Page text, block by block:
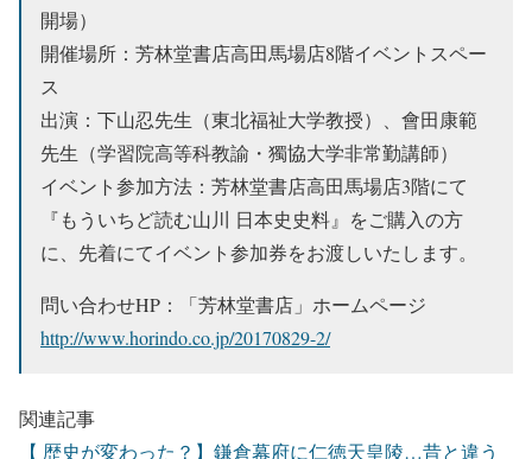
開場）
開催場所：芳林堂書店高田馬場店8階イベントスペー
ス
出演：下山忍先生（東北福祉大学教授）、會田康範
先生（学習院高等科教諭・獨協大学非常勤講師）
イベント参加方法：芳林堂書店高田馬場店3階にて
『もういちど読む山川 日本史史料』をご購入の方
に、先着にてイベント参加券をお渡しいたします。
問い合わせHP：「芳林堂書店」ホームページ
http://www.horindo.co.jp/20170829-2/
関連記事
【 歴史が変わった？】鎌倉幕府に仁徳天皇陵…昔と違う